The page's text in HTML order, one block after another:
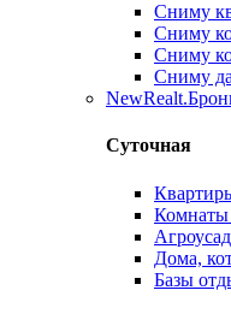
Сниму
Сниму
Сниму
Сниму
New
Суточная
Комнаты
Дома,
Базы